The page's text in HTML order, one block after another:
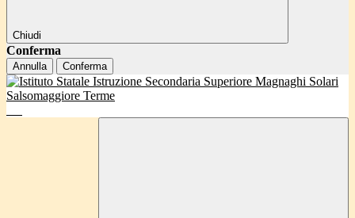
Chiudi
Conferma
Annulla Conferma